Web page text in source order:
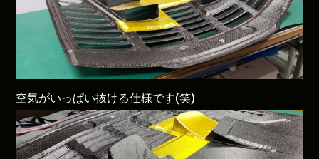
空気がいっぱい抜ける仕様です(笑)